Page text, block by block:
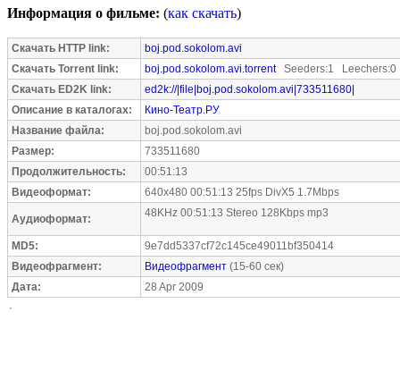
Информация о фильме: (как скачать)
Скачать HTTP link:
boj.pod.sokolom.avi
Скачать Torrent link:
boj.pod.sokolom.avi.torrentSeeders:1 Leechers:0
Скачать ED2K link:
ed2k://|file|boj.pod.sokolom.avi|733511680|
Описание в каталогах:
Кино-Театр.РУ
Название файла:
boj.pod.sokolom.avi
Размер:
733511680
Продолжительность:
00:51:13
Видеоформат:
640x480 00:51:13 25fps DivX5 1.7Mbps
Аудиоформат: 48KHz 00:51:13 Stereo 128Kbps mp3
MD5:
9e7dd5337cf72c145ce49011bf350414
Видеофрагмент:
Видеофрагмент (15-60 сек)
Дата:
28 Apr 2009